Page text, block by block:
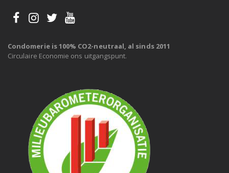
Condomerie is 100% CO2-neutraal, al sinds 2011
Circulaire Economie ons uitgangspunt.